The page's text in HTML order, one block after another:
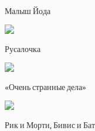
Малыш Йода
Русалочка
«Очень странные дела»
Рик и Морти, Бивис и